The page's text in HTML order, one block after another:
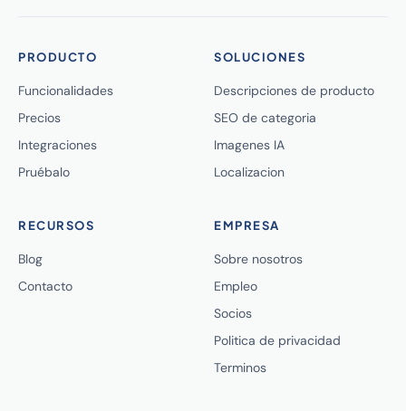
PRODUCTO
Funcionalidades
Precios
Integraciones
Pruébalo
SOLUCIONES
Descripciones de producto
SEO de categoria
Imagenes IA
Localizacion
RECURSOS
Blog
Contacto
EMPRESA
Sobre nosotros
Empleo
Socios
Politica de privacidad
Terminos